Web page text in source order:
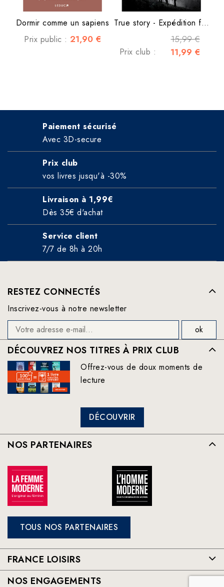
Dormir comme un sapiens
Prix public : 21,90 €
True story - Expédition fatale
15,99 €
Prix club : 11,99 €
Paiement sécurisé
Avec 3D-secure
Prix club
vos livres jusqu'à -30%
Livraison à 1,99€
Dès 35€ d'achat
Service client
7/7 de 8h à 20h
RESTEZ CONNECTÉS
Inscrivez-vous à notre newsletter
DÉCOUVREZ NOS TITRES À PRIX CLUB
Offrez-vous de doux moments de
lecture
DÉCOUVRIR
NOS PARTENAIRES
TOUS NOS PARTENAIRES
FRANCE LOISIRS
NOS ENGAGEMENTS